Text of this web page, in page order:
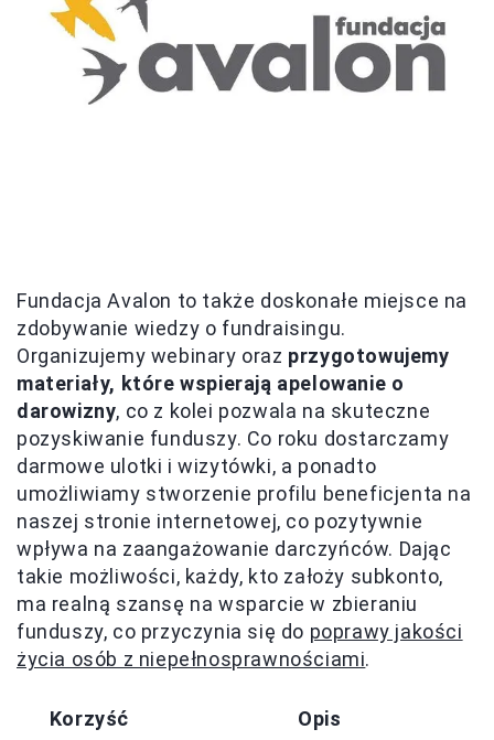
Fundacja Avalon to także doskonałe miejsce na
zdobywanie wiedzy o fundraisingu.
Organizujemy webinary oraz przygotowujemy
materiały, które wspierają apelowanie o
darowizny, co z kolei pozwala na skuteczne
pozyskiwanie funduszy. Co roku dostarczamy
darmowe ulotki i wizytówki, a ponadto
umożliwiamy stworzenie profilu beneficjenta na
naszej stronie internetowej, co pozytywnie
wpływa na zaangażowanie darczyńców. Dając
takie możliwości, każdy, kto założy subkonto,
ma realną szansę na wsparcie w zbieraniu
funduszy, co przyczynia się do poprawy jakości
życia osób z niepełnosprawnościami.
Korzyść Opis